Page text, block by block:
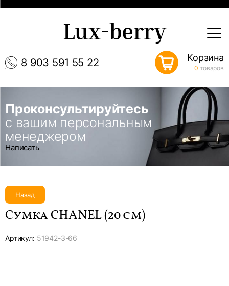
8 903 591 55 22
Lux-berry
Корзина
0 товаров
Проконсультируйтесь
с вашим персональным
менеджером
Написать
Назад
Сумка CHANEL (20 см)
Артикул: 51942-3-66